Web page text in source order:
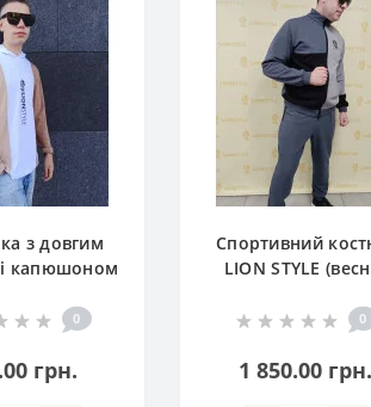
з довгим
капюшоном
0
грн.
Спортивний
LION STYLE
0
1 850.00 грн.